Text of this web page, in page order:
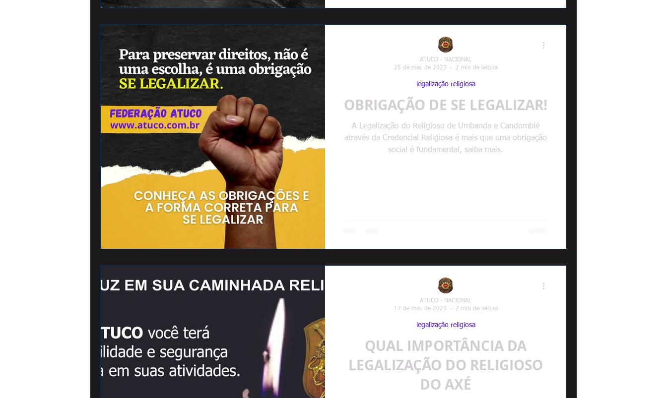
OBRIGAÇÃO DE SE LEGALIZAR!
A Legalização do Religioso de Umbanda e Candomblé
através da Credencial Religiosa é mais que uma obrigação
social é fundamental, saiba mais.
legalização religiosa
ATUCO - NACIONAL
25 de mar. de 2023
2 min de leitura
QUAL IMPORTÂNCIA DA
LEGALIZAÇÃO DO RELIGIOSO
DO AXÉ
legalização religiosa
ATUCO - NACIONAL
17 de mar. de 2023
2 min de leitura